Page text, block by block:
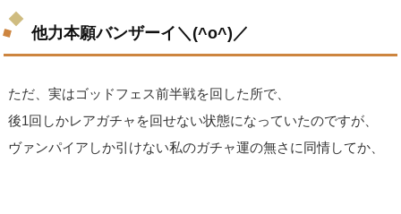
他力本願バンザーイ＼(^o^)／
ただ、実はゴッドフェス前半戦を回した所で、
後1回しかレアガチャを回せない状態になっていたのですが、
ヴァンパイアしか引けない私のガチャ運の無さに同情してか、